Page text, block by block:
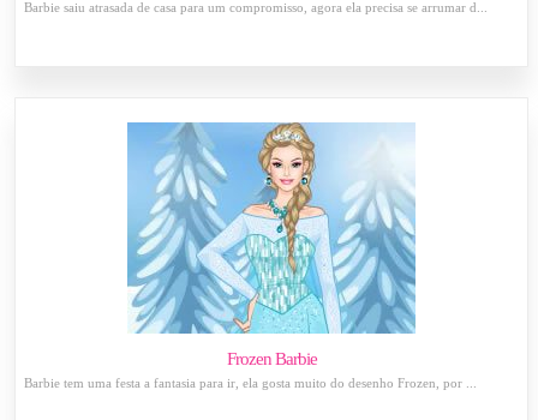
Barbie saiu atrasada de casa para um compromisso, agora ela precisa se arrumar d...
Frozen Barbie
Barbie tem uma festa a fantasia para ir, ela gosta muito do desenho Frozen, por ...